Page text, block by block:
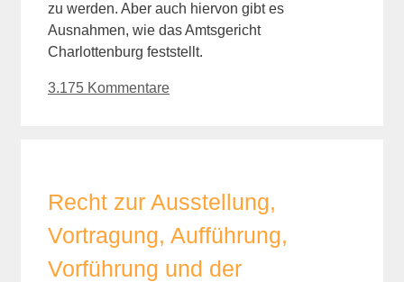
zu werden. Aber auch hiervon gibt es
Ausnahmen, wie das Amtsgericht
Charlottenburg feststellt.
3.175 Kommentare
Recht zur Ausstellung,
Vortragung, Aufführung,
Vorführung und der